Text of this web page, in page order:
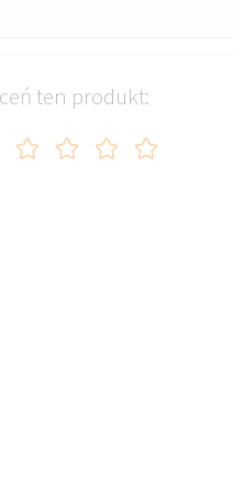
ten produkt: